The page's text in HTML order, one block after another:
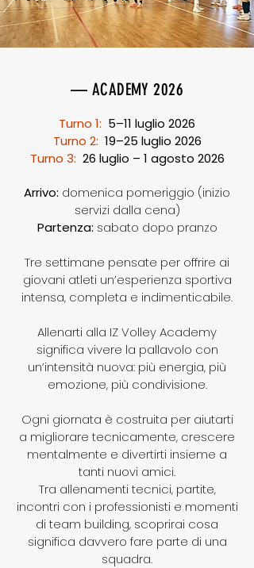
— ACADEMY 2026
​Turno 1: 5–11 luglio 2026
Turno 2: 19–25 luglio 2026
Turno 3: 26 luglio – 1 agosto 2026
Arrivo: domenica pomeriggio (inizio
servizi dalla cena)
Partenza: sabato dopo pranzo
Tre settimane pensate per offrire ai
giovani atleti un’esperienza sportiva
intensa, completa e indimenticabile.​​
Allenarti alla IZ Volley Academy
significa vivere la pallavolo con
un’intensità nuova: più energia, più
emozione, più condivisione.
Ogni giornata è costruita per aiutarti
a migliorare tecnicamente, crescere
mentalmente e divertirti insieme a
tanti nuovi amici.
Tra allenamenti tecnici, partite,
incontri con i professionisti e momenti
di team building, scoprirai cosa
significa davvero fare parte di una
squadra.